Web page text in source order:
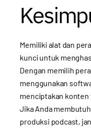
Memiliki alat dan
kunci untuk
Dengan memilih
menggunakan
menciptakan konten
Jika Anda
produksi podcast,